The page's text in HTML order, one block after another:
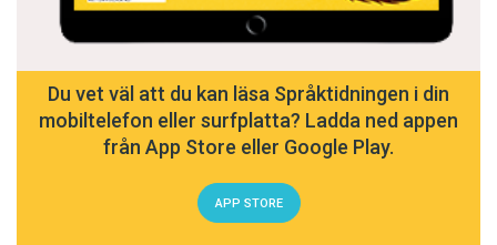
Du vet väl att du kan läsa Språktidningen i din
mobiltelefon eller surfplatta? Ladda ned appen
från App Store eller Google Play.
APP STORE